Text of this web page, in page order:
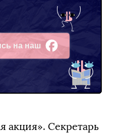
на наш
акция». Секретарь